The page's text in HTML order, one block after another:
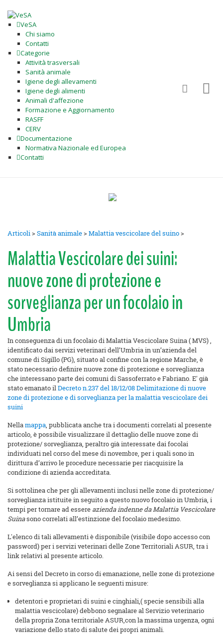
VeSA
Chi siamo
Contatti
Categorie
Attività trasversali
Sanità animale
Igiene degli allevamenti
Igiene degli alimenti
Animali d'affezione
Formazione e Aggiornamento
RASFF
CERV
Documentazione
Normativa Nazionale ed Europea
Contatti
Articoli>Sanità animale>Malattia vescicolare del suino>
Malattia Vescicolare dei suini:
nuove zone di protezione e
sorveglianza per un focolaio in
Umbria
In conseguenza di un focolaio di Malattia Vescicolare Suina ( MVS) ,
identificato dai servizi veterinari dell’Umbria in un’azienda del
comune di Sigillo (PG), situato al confine con la regione Marche, è
stato necessario definire nuove zone di protezione e sorveglianza
che interessano parte dei comuni di Sassoferrato e Fabriano. E' già
stato emanato ilDecreto n.237 del 18/12/08 Delimitazione di nuove
zone di protezione e di sorveglianza per la malattia vescicolare dei
suini
Nellamappa, pubblicata anche tra i documenti correlati al presente
articolo, è possibile visualizzare il dettaglio delle nuove zone di
protezione/ sorveglianza, peraltro già interessate dai focolai
individuati nel corso del mese di novembre, per i quali sono in
dirittura d’arrivo le procedure necessarie per riacquisire la
condizione di azienda accreditata.
Si sottolinea che per gli allevamenti inclusi nelle zone di protezione/
sorveglianza istituite in seguito a questo nuovo focolaio in Umbria, i
tempi per tornare ad essere azienda indenne da Malattia Vescicolare
Suinasono correlati all’estinzione del focolaio medesimo.
L'elenco di tali allevamenti è disponibile (visibile dopo accesso con
password) per i servizi veterinari delle Zone Territoriali ASUR, tra i
link relativi al presente articolo.
Ai sensi del Decreto in corso di emanazione, nelle zone di protezione
e sorveglianza si applicano le seguenti misure:
detentori e proprietari di suini e cinghiali,( specie sensibili alla
malattia vescicolare) debbono segnalare al Servizio veterinario
della propria Zona territoriale ASUR,con la massima urgenza, ogni
variazione dello stato di salute dei propri animali.